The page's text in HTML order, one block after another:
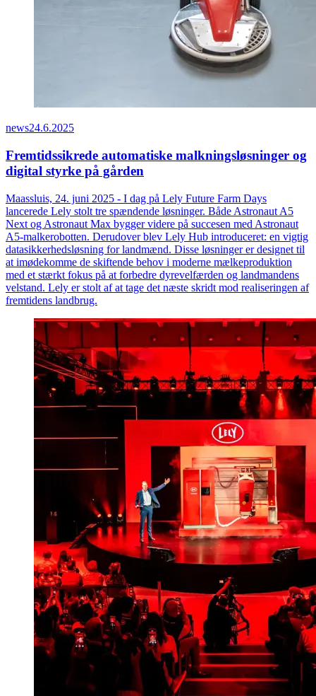
news24.6.2025
Fremtidssikrede automatiske malkningsløsninger og
digital styrke på gården
Maassluis, 24. juni 2025 - I dag på Lely Future Farm Days
lancerede Lely stolt tre spændende løsninger. Både Astronaut A5
Next og Astronaut Max bygger videre på succesen med Astronaut
A5-malkerobotten. Derudover blev Lely Hub introduceret: en vigtig
datasikkerhedsløsning for landmænd. Disse løsninger er designet til
at imødekomme de skiftende behov i moderne mælkeproduktion
med et stærkt fokus på at forbedre dyrevelfærden og landmandens
velstand. Lely er stolt af at tage det næste skridt mod realiseringen af
fremtidens landbrug.